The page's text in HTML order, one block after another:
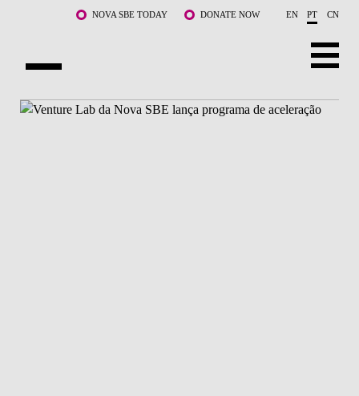
Saltar para o conteúdo principalNOVA SBE TODAY DONATE NOW EN PT CN
SOBRE NÓS